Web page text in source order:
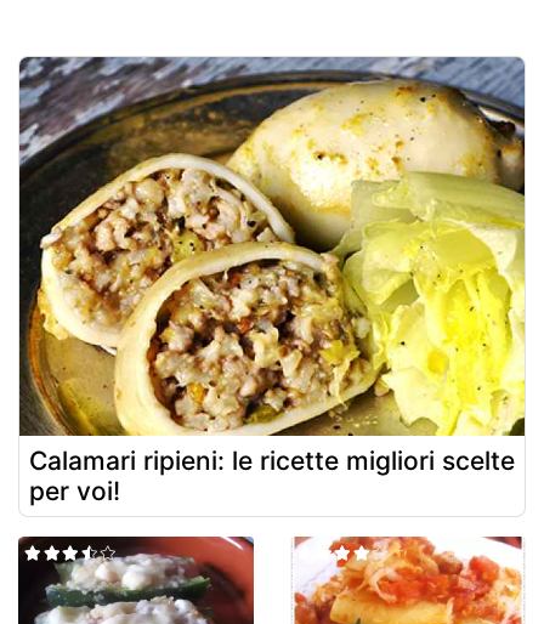
Calamari ripieni: le ricette migliori scelte
per voi!